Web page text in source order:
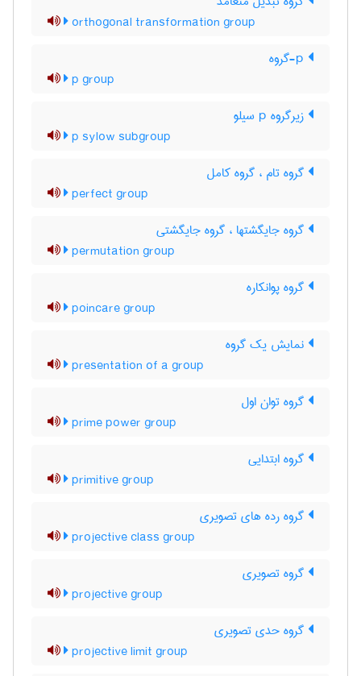
orthogonal transformation group
p group
زیرگروه p سیلو
p sylow subgroup
گروه تام ، گروه کامل
perfect group
گروه جایگشتها ، گروه جایگشتی
permutation group
گروه پوانکاره
poincare group
نمایش یک گروه
presentation of a group
گروه توان اول
prime power group
گروه ابتدایی
primitive group
گروه رده های تصویری
projective class group
گروه تصویری
projective group
گروه حدی تصویری
projective limit group